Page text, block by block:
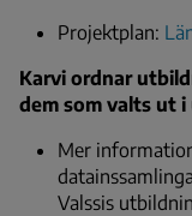
Projektplan:
Karvi ordnar
dem som valts ut
Mer
Valssis